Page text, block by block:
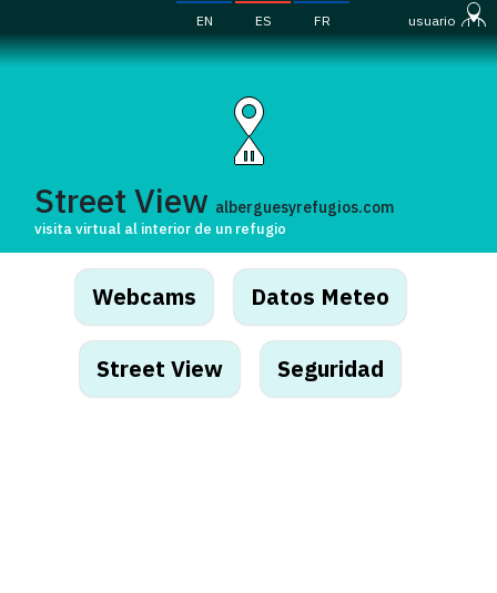
EN ES FR usuario
Street View alberguesyrefugios.com
visita virtual al interior de un refugio
Webcams Datos Meteo
Street View Seguridad